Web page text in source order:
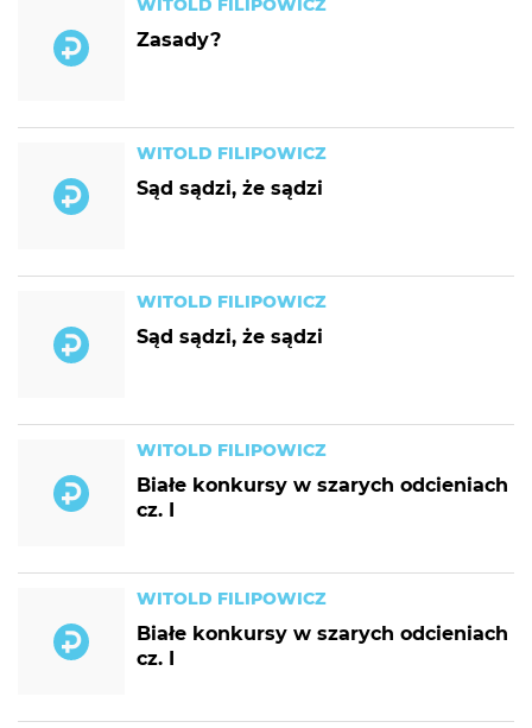
WITOLD FILIPOWICZ
Zasady?
WITOLD FILIPOWICZ
Sąd sądzi, że sądzi
WITOLD FILIPOWICZ
Sąd sądzi, że sądzi
WITOLD FILIPOWICZ
Białe konkursy w szarych odcieniach
cz. I
WITOLD FILIPOWICZ
Białe konkursy w szarych odcieniach
cz. I